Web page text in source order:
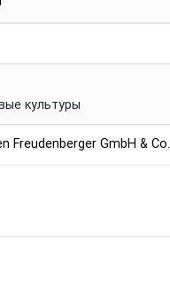
культуры
Freudenberger GmbH &